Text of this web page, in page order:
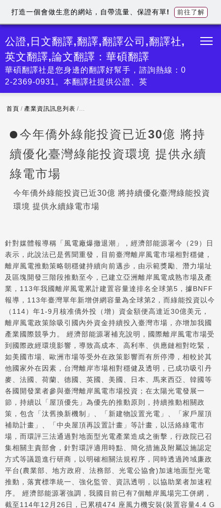
公證,日文翻譯,翻譯,翻譯公司,翻譯社,
英文翻譯,論文翻譯：華碩翻譯
華碩翻譯社是您身邊的翻譯好幫手，諮詢熱線：0
2-2369-0931。本翻譯社提供公證、英
首頁 / 產業資訊訊息列表 / 今年僑外綠能投資已近30億 將持續優化臺灣綠
今年僑外綠能投資已近30億 將持
續優化臺灣綠能投資環境 提供永續
綠電市場
今年僑外綠能投資已近30億 將持續優化臺灣綠能投資
環境 提供永續綠電市場
針對媒體報導稱「風電廠爆撤退潮」，經濟部能源署今（29）日
表示，此說法已是舊聞重發，目前臺灣離岸風電市場相對穩健，
離岸風電推動策略朝穩健持續向前邁步，由示範獎勵、潛力場址
及區塊開發三階段推動至今，已建立亞洲離岸風電成熟市場及產
業，113年我國離岸風電累計建置容量達排名全球第5，據BNFF
報導，113年臺灣單年新增併網容量為全球第2，而綠能投資以今
（114）年1-9月核准僑外投（增）資金額便高達近30億美元，
離岸風電政策除吸引國內外資金持續投入臺灣市場，亦增加我國
產業國際競爭力。 經濟部能源署補充說明，國際離岸風電市場受
到國際政經環境影響，導致高成本、高利率、供應鏈相對吃緊，
如美國市場、歐洲市場等受外在政策影響而有所停滯，相較於其
他國家外在因素，台灣離岸市場相對穩健及透明，已成功吸引丹
麥、法國、荷蘭、德國、英國、美國、日本、馬來西亞、韓國等
各國開發業者參與臺灣離岸風電市場投資；在太陽光電發展一
節，持續以「屋頂優先」為優先的推動原則，持續推動相關政
策，包含「汰舊換新機制」、「新建物設置光電」、「家戶屋頂
補助計畫」、「中央屋頂再設置計畫」等計畫，以活絡綠電市
場，而環評三法通過對地面型光電產業造成之衝擊，行政院已召
集相關主責部會，針對環評適用時點、簡化措施及附屬設施認定
方式等議題進行研商，以明確相關法規程序，同時透過跨域廉政
平台(農業部、地方政府、法務部、光電公協會)加速地面型光電
推動，落實標準統一、強化監管、資訊透明，以協助業者加速程
序。 經濟部能源署強調，我國目前已有7個離岸風場完工併網，
截至114年12月26日，已累積474 座風力機安裝(裝置容量4.4 G
打造一個會做生意的網站，自帶流量、保證有單! 前往了解